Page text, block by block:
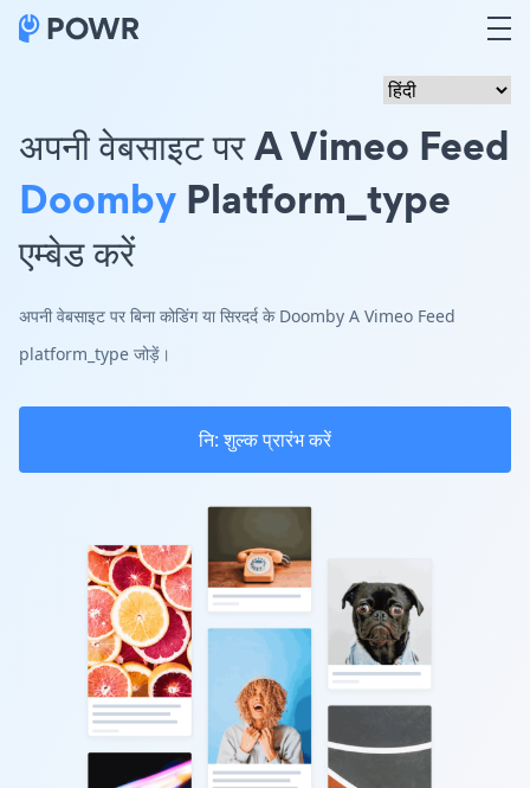
अपनी वेबसाइट पर A Vimeo Feed
Doomby Platform_type
एम्बेड करें
अपनी वेबसाइट पर बिना कोडिंग या सिरदर्द के Doomby A Vimeo Feed
platform_type जोड़ें।
नि: शुल्क प्रारंभ करें